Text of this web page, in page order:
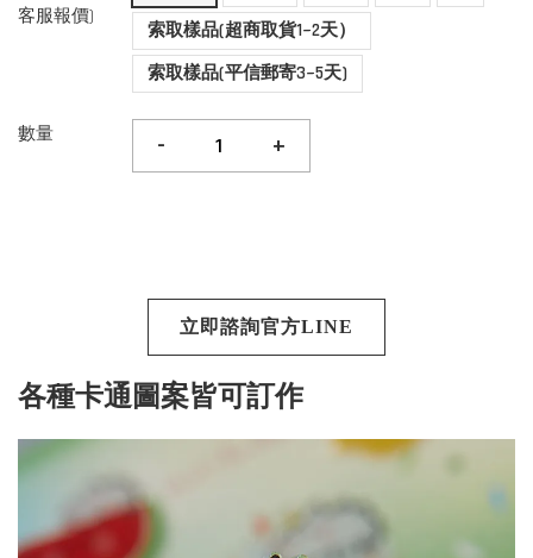
客服報價)
索取樣品(超商取貨1~2天）
索取樣品(平信郵寄3~5天)
數量 - +
立即諮詢官方LINE
各種卡通圖案皆可訂作